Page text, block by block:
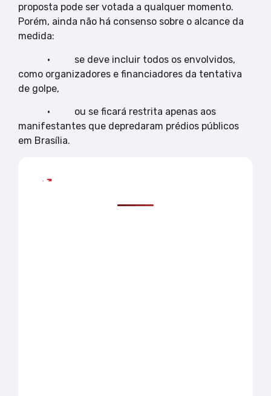
proposta pode ser votada a qualquer momento.
Porém, ainda não há consenso sobre o alcance da
medida:
• se deve incluir todos os envolvidos,
como organizadores e financiadores da tentativa
de golpe,
• ou se ficará restrita apenas aos
manifestantes que depredaram prédios públicos
em Brasília.